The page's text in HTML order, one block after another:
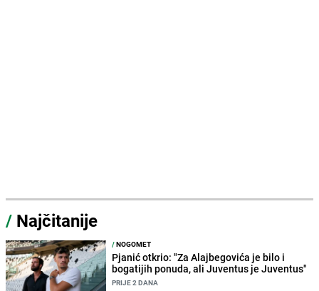
/ Najčitanije
/NOGOMET
Pjanić otkrio: "Za Alajbegovića je bilo i
bogatijih ponuda, ali Juventus je Juventus"
PRIJE 2 DANA